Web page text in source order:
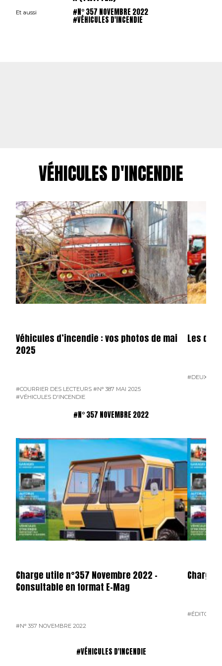
Et aussi #N° 357 NOVEMBRE 2022
#VÉHICULES D'INCENDIE
VÉHICULES D'INCENDIE
Véhicules d’incendie : vos photos de mai
2025
#COURRIER DES LECTEURS #N° 387 MAI 2025
#VÉHICULES D'INCENDIE
Les
#DEUX-
#N° 357 NOVEMBRE 2022
Charge utile n°357 Novembre 2022 –
Consultable en format E-Mag
#N° 357 NOVEMBRE 2022
Charge
#ÉDITO
#VÉHICULES D'INCENDIE